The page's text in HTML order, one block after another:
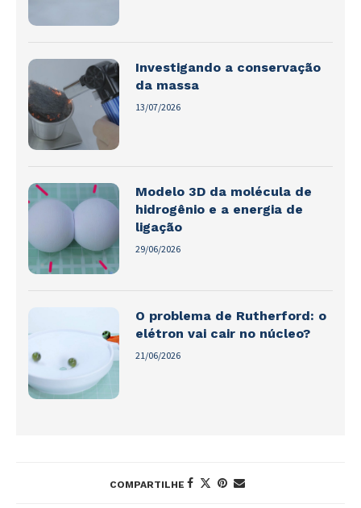
Investigando a conservação
da massa
13/07/2026
Modelo 3D da molécula de
hidrogênio e a energia de
ligação
29/06/2026
O problema de Rutherford: o
elétron vai cair no núcleo?
21/06/2026
COMPARTILHE